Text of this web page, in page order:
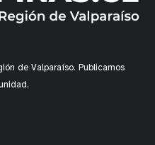
de Valparaíso. Publicamos